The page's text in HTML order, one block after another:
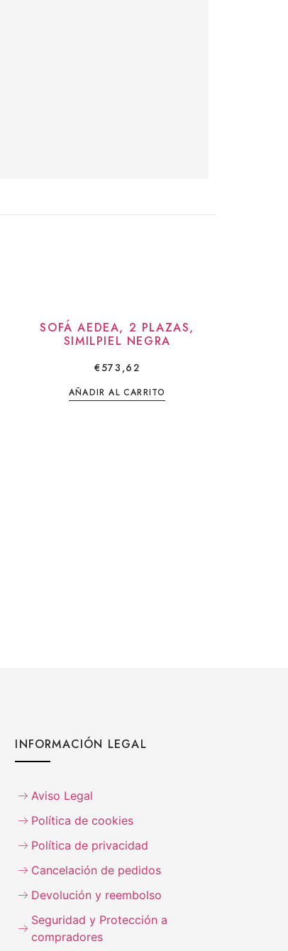
SOFÁ AEDEA, 2 PLAZAS,
SIMILPIEL NEGRA
€573,62
AÑADIR AL CARRITO
INFORMACIÓN LEGAL
Aviso Legal
Política de cookies
Política de privacidad
Cancelación de pedidos
Devolución y reembolso
Seguridad y Protección a
compradores